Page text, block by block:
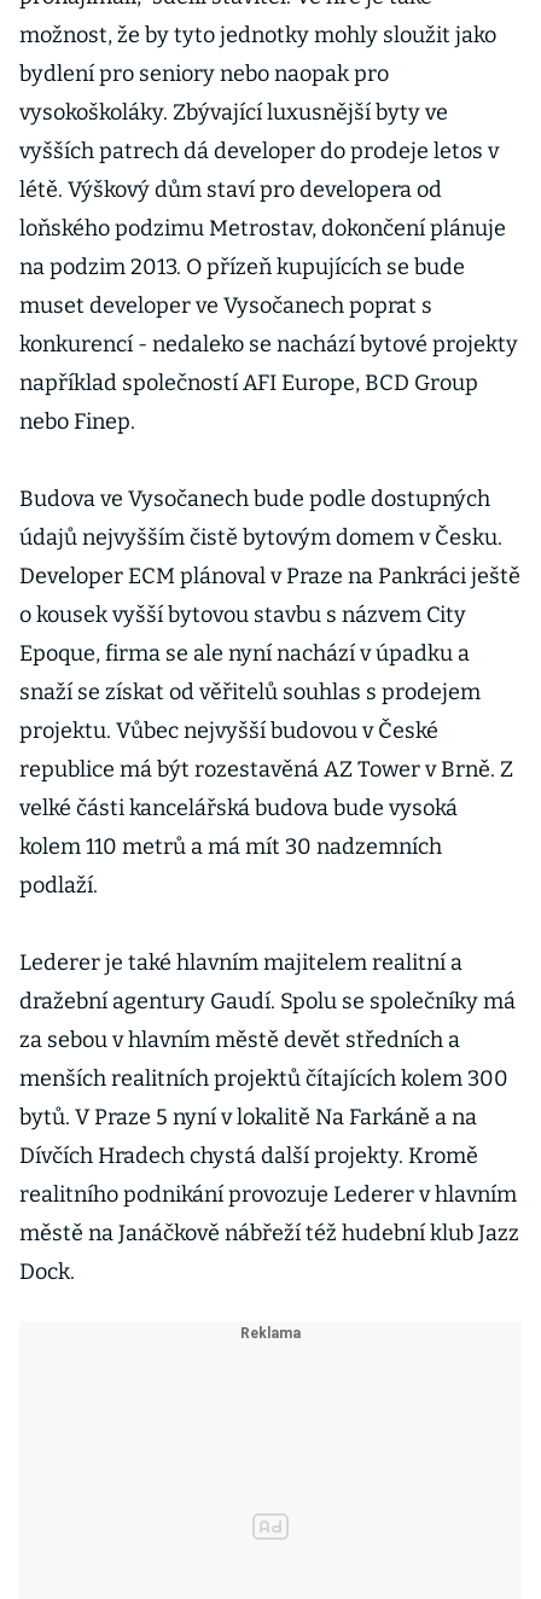
možnost, že by tyto jednotky mohly sloužit jako
bydlení pro seniory nebo naopak pro
vysokoškoláky. Zbývající luxusnější byty ve
vyšších patrech dá developer do prodeje letos v
létě. Výškový dům staví pro developera od
loňského podzimu Metrostav, dokončení plánuje
na podzim 2013. O přízeň kupujících se bude
muset developer ve Vysočanech poprat s
konkurencí - nedaleko se nachází bytové projekty
například společností AFI Europe, BCD Group
nebo Finep.
Budova ve Vysočanech bude podle dostupných
údajů nejvyšším čistě bytovým domem v Česku.
Developer ECM plánoval v Praze na Pankráci ještě
o kousek vyšší bytovou stavbu s názvem City
Epoque, firma se ale nyní nachází v úpadku a
snaží se získat od věřitelů souhlas s prodejem
projektu. Vůbec nejvyšší budovou v České
republice má být rozestavěná AZ Tower v Brně. Z
velké části kancelářská budova bude vysoká
kolem 110 metrů a má mít 30 nadzemních
podlaží.
Lederer je také hlavním majitelem realitní a
dražební agentury Gaudí. Spolu se společníky má
za sebou v hlavním městě devět středních a
menších realitních projektů čítajících kolem 300
bytů. V Praze 5 nyní v lokalitě Na Farkáně a na
Dívčích Hradech chystá další projekty. Kromě
realitního podnikání provozuje Lederer v hlavním
městě na Janáčkově nábřeží též hudební klub Jazz
Dock.